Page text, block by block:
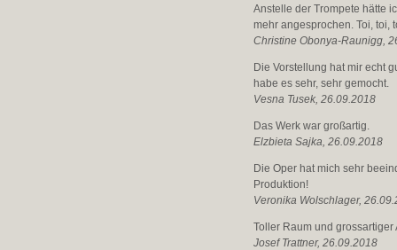
Anstelle der Trompete hätte
mehr angesprochen. Toi, toi,
Christine Obonya-Raunigg,
Die Vorstellung hat mir echt
habe es sehr, sehr gemocht.
Vesna Tusek, 26.09.2018
Das Werk war großartig.
Elzbieta Sajka, 26.09.2018
Die Oper hat mich sehr
Produktion!
Veronika Wolschlager,
Toller Raum und
Josef Trattner, 26.09.2018